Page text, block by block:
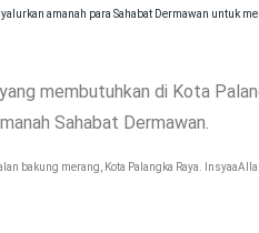
amanah para Sahabat Dermawan untuk
membutuhkan di Kota
Sahabat Dermawan.
bakung merang, Kota Palangka Raya.